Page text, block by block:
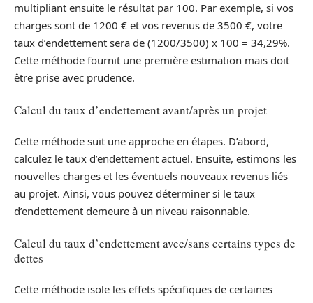
multipliant ensuite le résultat par 100. Par exemple, si vos
charges sont de 1200 € et vos revenus de 3500 €, votre
taux d’endettement sera de (1200/3500) x 100 = 34,29%.
Cette méthode fournit une première estimation mais doit
être prise avec prudence.
Calcul du taux d’endettement avant/après un projet
Cette méthode suit une approche en étapes. D’abord,
calculez le taux d’endettement actuel. Ensuite, estimons les
nouvelles charges et les éventuels nouveaux revenus liés
au projet. Ainsi, vous pouvez déterminer si le taux
d’endettement demeure à un niveau raisonnable.
Calcul du taux d’endettement avec/sans certains types de
dettes
Cette méthode isole les effets spécifiques de certaines